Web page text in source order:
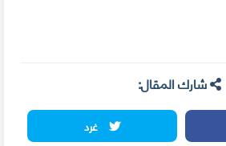
شارك المقال:
غرد